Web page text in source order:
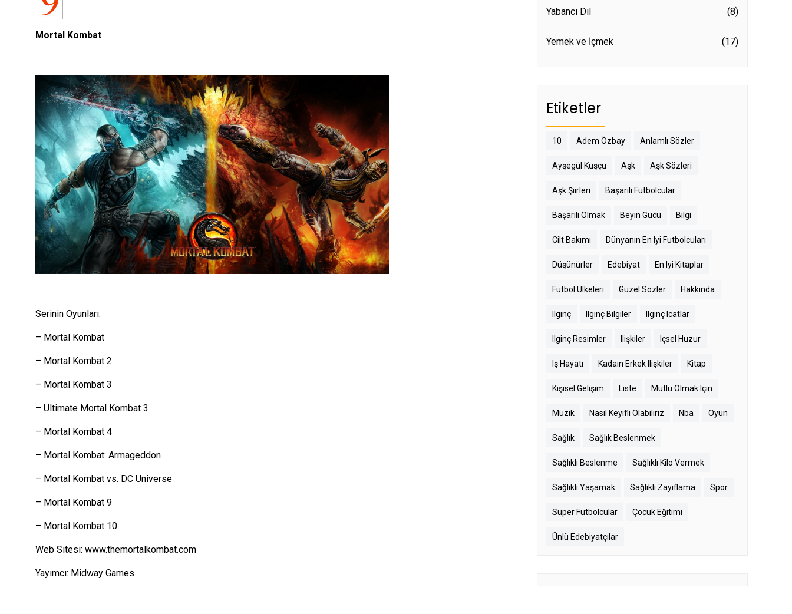
Mortal Kombat
Serinin Oyunları:
– Mortal Kombat
– Mortal Kombat 2
– Mortal Kombat 3
– Ultimate Mortal Kombat 3
– Mortal Kombat 4
– Mortal Kombat: Armageddon
– Mortal Kombat vs. DC Universe
– Mortal Kombat 9
– Mortal Kombat 10
Web Sitesi: www.themortalkombat.com
Yayımcı: Midway Games
Yabancı Dil (8)
Yemek ve İçmek (17)
Etiketler
10 Adem Özbay Anlamlı Sözler
Ayşegül Kuşçu Aşk Aşk Sözleri
Aşk Şiirleri Başarılı Futbolcular
Başarılı Olmak Beyin Gücü Bilgi
Cilt Bakımı Dünyanın En Iyi Futbolcuları
Düşünürler Edebiyat En Iyi Kitaplar
Futbol Ülkeleri Güzel Sözler Hakkında
Ilginç Ilginç Bilgiler Ilginç Icatlar
Ilginç Resimler Ilişkiler Içsel Huzur
Iş Hayatı Kadaın Erkek Ilişkiler Kitap
Kişisel Gelişim Liste Mutlu Olmak Için
Müzik Nasıl Keyifli Olabiliriz Nba Oyun
Sağlık Sağlık Beslenmek
Sağlıklı Beslenme Sağlıklı Kilo Vermek
Sağlıklı Yaşamak Sağlıklı Zayıflama Spor
Süper Futbolcular Çocuk Eğitimi
Ünlü Edebiyatçılar